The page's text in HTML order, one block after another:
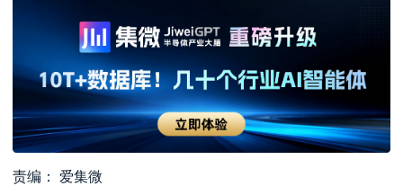
责编： 爱集微